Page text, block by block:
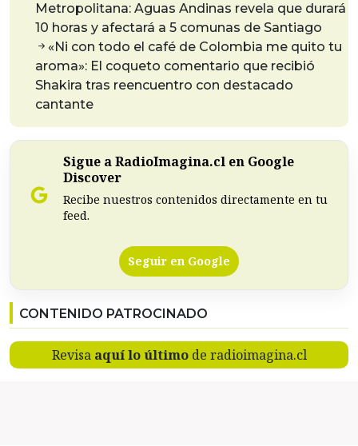
Metropolitana: Aguas Andinas revela que durará
10 horas y afectará a 5 comunas de Santiago
«Ni con todo el café de Colombia me quito tu
aroma»: El coqueto comentario que recibió
Shakira tras reencuentro con destacado
cantante
Sigue a RadioImagina.cl en Google
Discover
Recibe nuestros contenidos directamente en tu
feed.
Seguir en Google
CONTENIDO PATROCINADO
Revisa aquí lo últimode radioimagina.cl